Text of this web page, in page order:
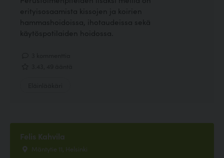
erityisosaamista kissojen ja koirien
hammashoidoissa, ihotaudeissa sekä
käytöspotilaiden hoidossa.
Felis Kahvila
Mäntytie 11, Helsinki